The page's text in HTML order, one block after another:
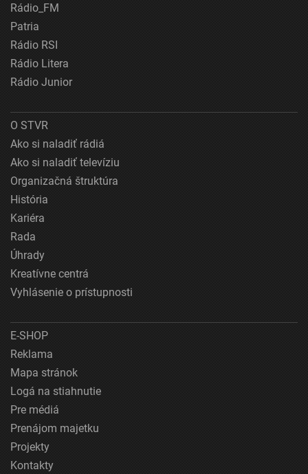
Rádio_FM
Patria
Rádio RSI
Rádio Litera
Rádio Junior
O STVR
Ako si naladiť rádiá
Ako si naladiť televíziu
Organizačná štruktúra
História
Kariéra
Rada
Úhrady
Kreatívne centrá
Vyhlásenie o prístupnosti
E-SHOP
Reklama
Mapa stránok
Logá na stiahnutie
Pre médiá
Prenájom majetku
Projekty
Kontakty